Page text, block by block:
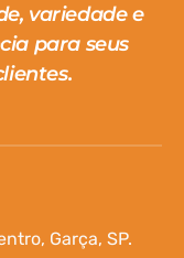
variedade e
para seus
Garça, SP.